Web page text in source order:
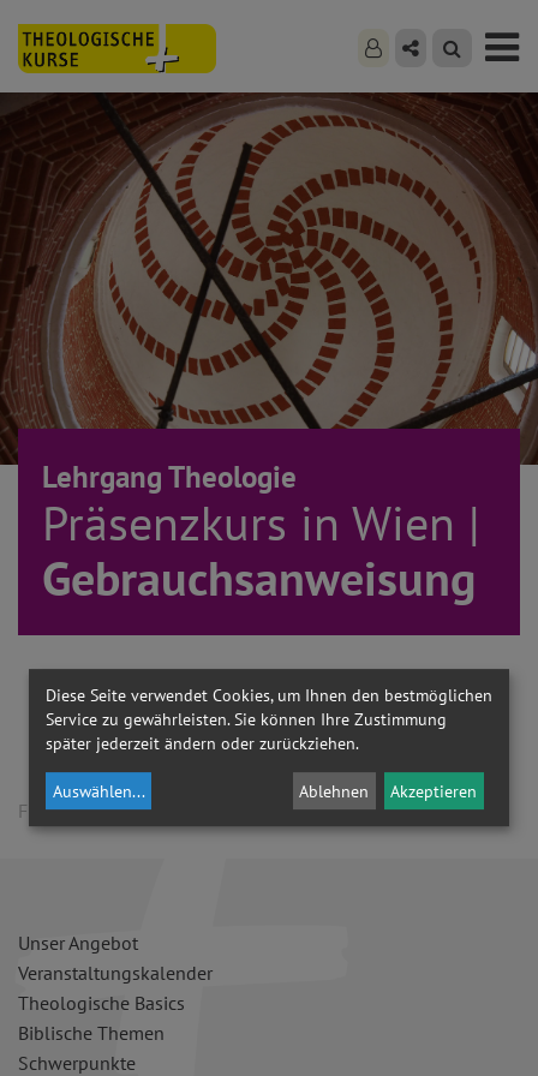
Lehrgang Theologie
Präsenzkurs in Wien |
Gebrauchsanweisung
Gebrauchsanweisungen
im Präsenzkurs in Wien
Für diesen Zeitraum sind derzeit keine Termine geplant.
Unser Angebot
Veranstaltungskalender
Theologische Basics
Biblische Themen
Schwerpunkte
Diese Seite verwendet Cookies, um Ihnen den bestmöglichen
Service zu gewährleisten. Sie können Ihre Zustimmung
später jederzeit ändern oder zurückziehen.
Auswählen... Ablehnen Akzeptieren